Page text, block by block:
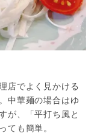
店でよく見かける
中華麺の場合はゆ
が、「平打ち風と
ても簡単。